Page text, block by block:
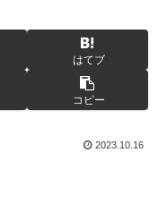
はてブ
コピー
2023.10.16